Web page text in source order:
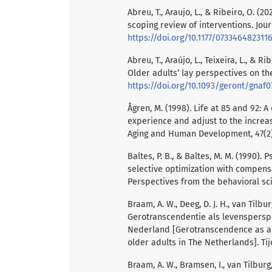
Abreu, T., Araujo, L., & Ribeiro, O.
scoping review of interventions.
https://doi.org/10.1177/
Abreu, T., Araújo, L., Teixeira, L., &
Older adults’ lay perspectives on
https://doi.org/10.1093/geront/
Ågren, M. (1998). Life at 85 and
experience and adjust to the
Aging and Human Development,
Baltes, P. B., & Baltes, M. M.
selective optimization with
Perspectives from the behavioral
Braam, A. W., Deeg, D. J. H., van
Gerotranscendentie als
Nederland [Gerotranscendence as
older adults in The Netherlands].
Braam, A. W., Bramsen, I., van